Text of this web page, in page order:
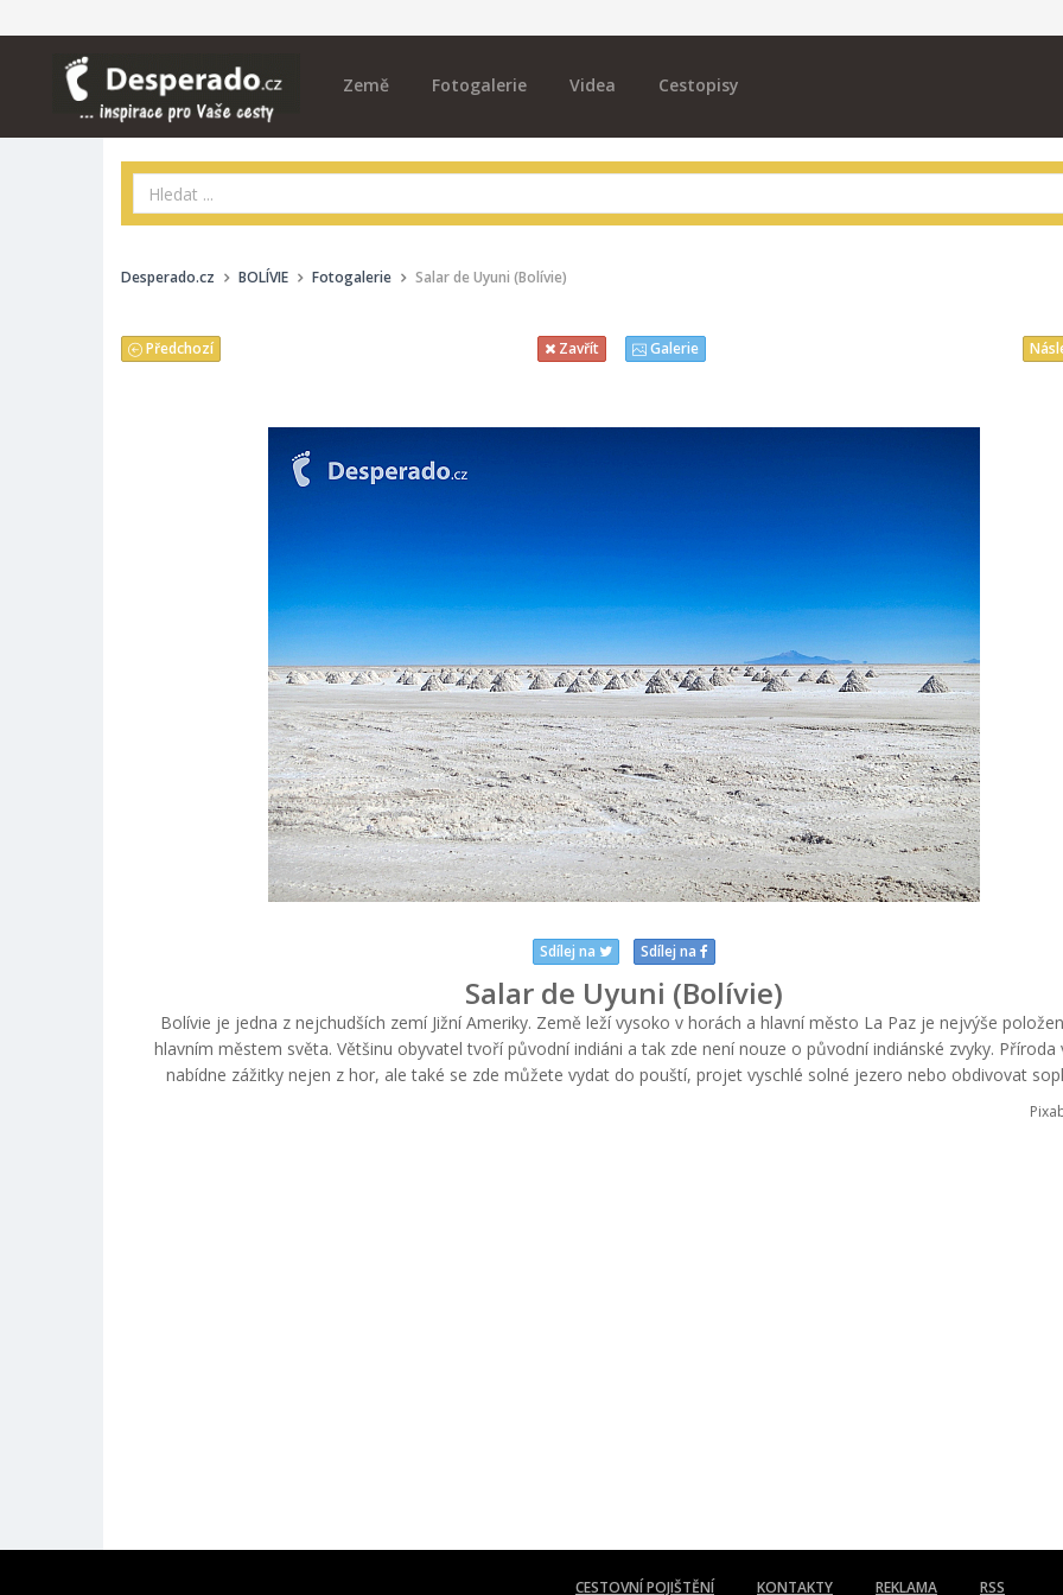
Země Fotogalerie Videa Cestopisy
Desperado.cz BOLÍVIE Fotogalerie Salar de Uyuni (Bolívie)
Předchozí Zavřít Galerie
Sdílej na Sdílej na
Salar de Uyuni (Bolívie)
Bolívie je jedna z nejchudších zemí Jižní Ameriky. Země leží vysoko v horách a hlavní město La Paz je nejvýše
hlavním městem světa. Většinu obyvatel tvoří původní indiáni a tak zde není nouze o původní indiánské zvyky. Příroda
nabídne zážitky nejen z hor, ale také se zde můžete vydat do pouští, projet vyschlé solné jezero nebo obdivovat
CESTOVNÍ POJIŠTĚNÍ KONTAKTY REKLAMA RSS